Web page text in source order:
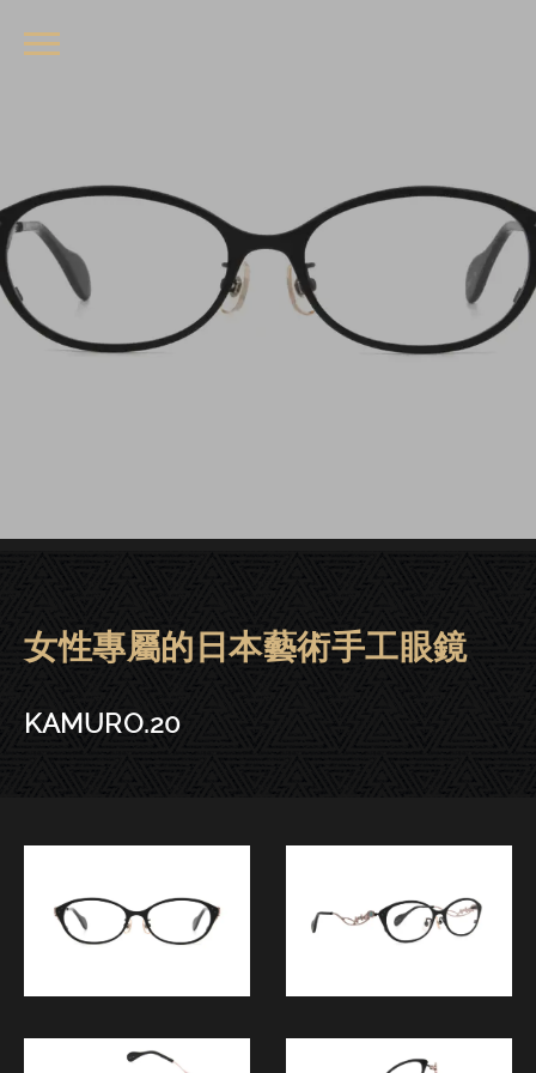
KAMURO眼鏡 | 大安－
女性專屬的日本藝術手工眼鏡
KAMURO.20